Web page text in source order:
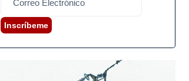
Inscríbeme